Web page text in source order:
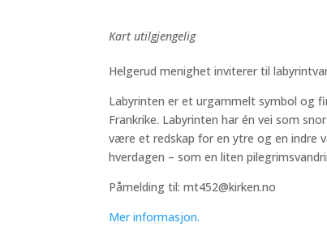
Kart utilgjengelig
Helgerud menighet inviterer til
Labyrinten er et urgammelt symbol og
Frankrike. Labyrinten har én vei som
være et redskap for en ytre og en indre
hverdagen – som en liten
Påmelding til: mt452@kirken.no
Mer informasjon.